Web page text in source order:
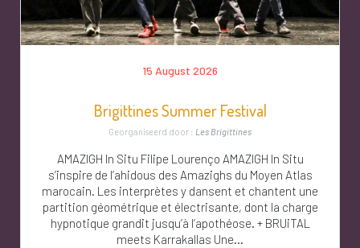
15 August 2026
Brigittines Summer Festival
Georganiseerd door : Les Brigittines
AMAZIGH In Situ Filipe Lourenço AMAZIGH In Situ
s’inspire de l’ahidous des Amazighs du Moyen Atlas
marocain. Les interprètes y dansent et chantent une
partition géométrique et électrisante, dont la charge
hypnotique grandit jusqu’à l’apothéose. + BRUiTAL
meets Karrakallas Une...